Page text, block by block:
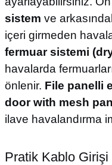
sistem ve
içeri girmeden
fermuar sistemi
havalarda
önlenir. File panelli
door with mesh
ilave havalandırma
Pratik Kablo